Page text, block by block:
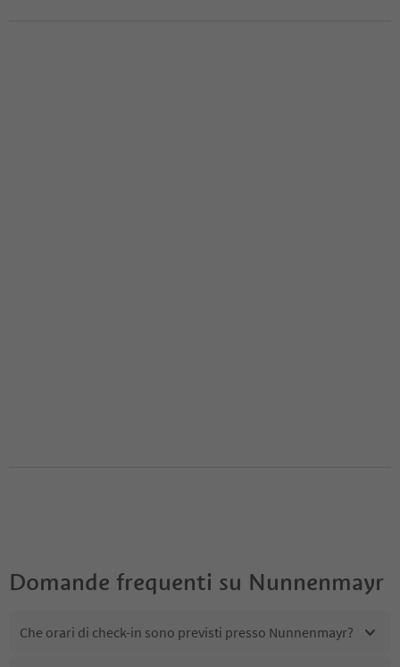
Domande frequenti su Nunnenmayr
Che orari di check-in sono previsti presso Nunnenmayr?